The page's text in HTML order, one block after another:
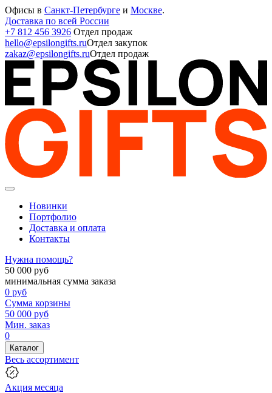
Офисы в Санкт-Петербурге и Москве.
Доставка по всей России
+7 812 456 3926 Отдел продаж
hello@epsilongifts.ruОтдел закупок
zakaz@epsilongifts.ruОтдел продаж
Новинки
Портфолио
Доставка и оплата
Контакты
Нужна помощь?
50 000 руб
минимальная сумма заказа
0 руб
Сумма корзины
50 000 руб
Мин. заказ
0
Каталог
Весь ассортимент
Акция месяца